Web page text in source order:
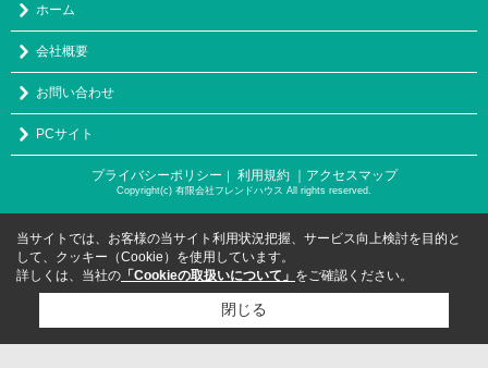
ホーム
会社概要
お問い合わせ
PCサイト
プライバシーポリシー ｜ 利用規約 ｜アクセスマップ
Copyright(c) 有限会社フレンドハウス All rights reserved.
当サイトでは、お客様の当サイト利用状況把握、サービス向上検討を目的と
して、クッキー（Cookie）を使用しています。
詳しくは、当社の 「Cookieの取扱いについて」 をご確認ください。
閉じる